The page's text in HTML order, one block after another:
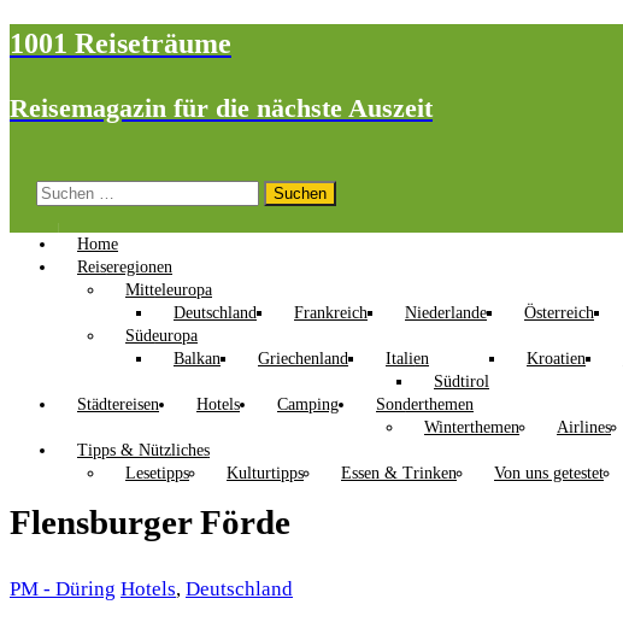
1001 Reiseträume
Reisemagazin für die nächste Auszeit
Suchen
Home
Reiseregionen
Mitteleuropa
Deutschland
Frankreich Niederlande Österreich
Südeuropa
Balkan
Griechenland
Italien
Südtirol
Kroatien
Städtereisen
Hotels Camping
Sonderthemen
Winterthemen
Airlines
Tipps & Nützliches
Lesetipps
Kulturtipps Essen & Trinken Von uns getestet
Flensburger Förde
PM - Düring Hotels, Deutschland